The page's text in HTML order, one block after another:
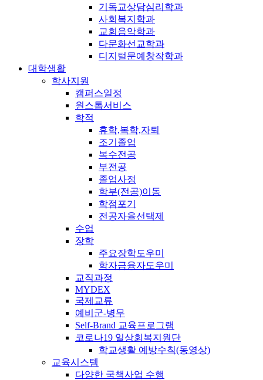
기독교상담심리학과
사회복지학과
교회음악학과
다문화선교학과
디지털문예창작학과
대학생활
학사지원
캠퍼스일정
원스톱서비스
학적
휴학,복학,자퇴
조기졸업
복수전공
부전공
졸업사정
학부(전공)이동
학점포기
전공자율선택제
수업
장학
주요장학도우미
학자금융자도우미
교직과정
MYDEX
국제교류
예비군-병무
Self-Brand 교육프로그램
코로나19 일상회복지원단
학교생활 예방수칙(동영상)
교육시스템
다양한 국책사업 수행